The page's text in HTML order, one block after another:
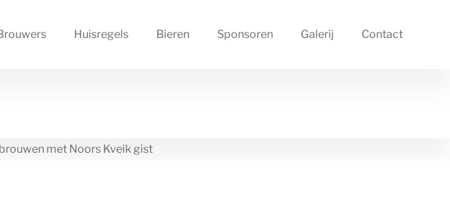
Huisregels Bieren Sponsoren Galerij Contact
met Noors Kveik gist